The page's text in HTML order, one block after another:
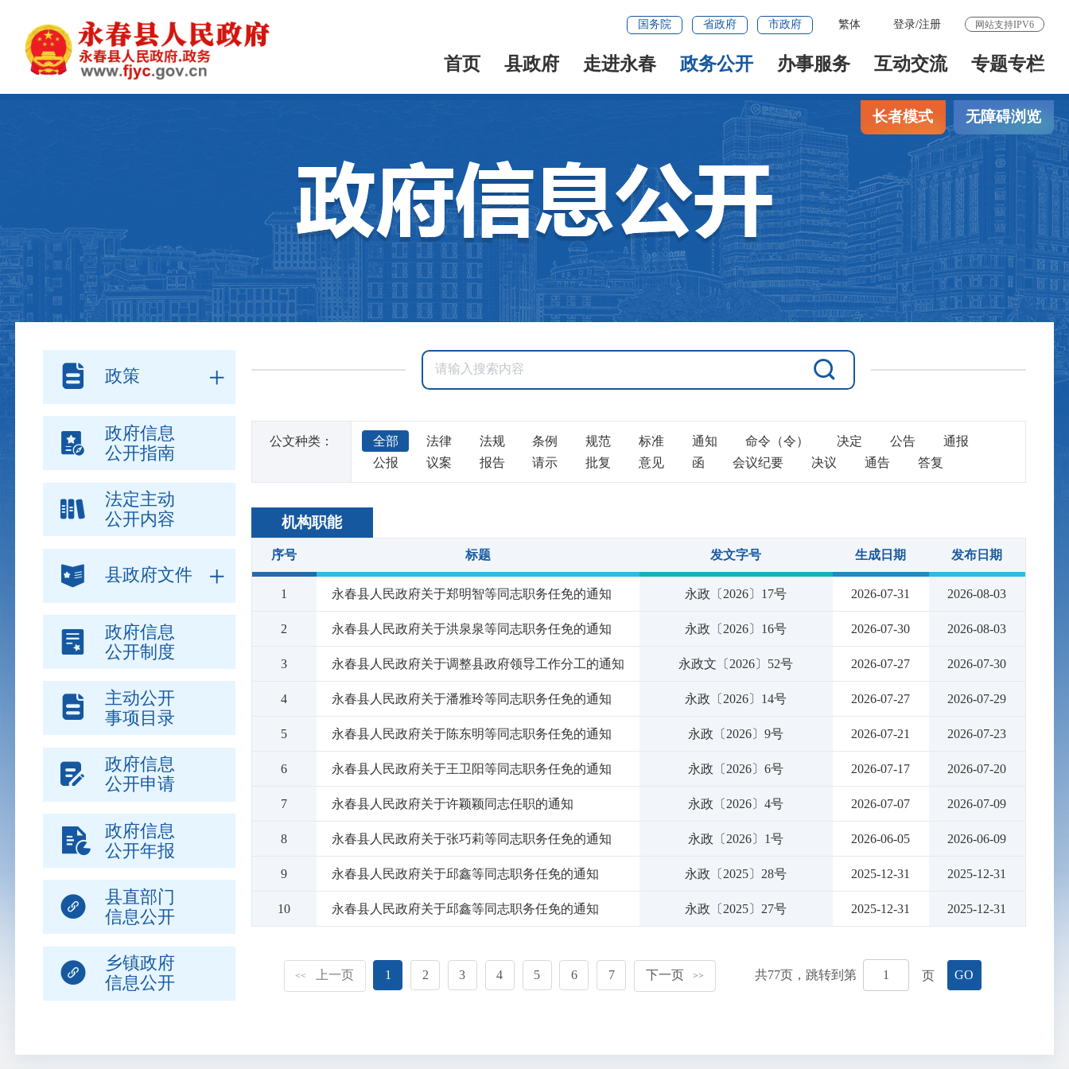
国务院 省政府 市政府 繁体 登录/注册 网站支持IPV6
首页 县政府 走进永春 政务公开 办事服务 互动交流 专题专栏
长者模式 无障碍浏览
政策
政府信息
公开指南
法定主动
公开内容
县政府文件
政府信息
公开制度
主动公开
事项目录
政府信息
公开申请
政府信息
公开年报
县直部门
信息公开
乡镇政府
信息公开
公文种类： 全部 法律 法规 条例 规范 标准 通知 命令（令） 决定 公告
通报
公报
议案 报告 请示 批复 意见 函 会议纪要 决议 通告 答复
机构职能
序号 标题 发文字号 生成日期 发布日期
1 永春县人民政府关于郑明智等同志职务任免的通知 永政〔2026〕17号 2026-07-31 2026-08-03
2 永春县人民政府关于洪泉泉等同志职务任免的通知 永政〔2026〕16号 2026-07-30 2026-08-03
3 永春县人民政府关于调整县政府领导工作分工的通知 永政文〔2026〕52号 2026-07-27 2026-07-30
4 永春县人民政府关于潘雅玲等同志职务任免的通知 永政〔2026〕14号 2026-07-27 2026-07-29
5 永春县人民政府关于陈东明等同志职务任免的通知 永政〔2026〕9号 2026-07-21 2026-07-23
6 永春县人民政府关于王卫阳等同志职务任免的通知 永政〔2026〕6号 2026-07-17 2026-07-20
7 永春县人民政府关于许颖颖同志任职的通知 永政〔2026〕4号 2026-07-07 2026-07-09
8 永春县人民政府关于张巧莉等同志职务任免的通知 永政〔2026〕1号 2026-06-05 2026-06-09
9 永春县人民政府关于邱鑫等同志职务任免的通知 永政〔2025〕28号 2025-12-31 2025-12-31
10 永春县人民政府关于邱鑫等同志职务任免的通知 永政〔2025〕27号 2025-12-31 2025-12-31
<< 上一页 1 2 3 4 5 6 7 下一页 >> 共77页，跳转到第 页 GO